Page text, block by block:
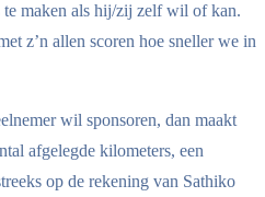
te maken als hij/zij zelf wil of kan.
z’n allen scoren hoe sneller we in
wil sponsoren, dan maakt
afgelegde kilometers, een
op de rekening van Sathiko